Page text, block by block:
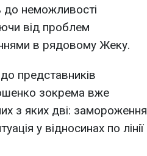
до неможливості
від проблем
в рядовому Жеку.
представників
зокрема вже
з яких дві: замороження
у відносинах по лінії